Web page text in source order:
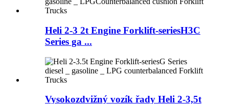
Heli 2-3 2t Engine Forklift-seriesH3C
Series ga ...
Vysokozdvižný vozík řady Heli 2-3,5t